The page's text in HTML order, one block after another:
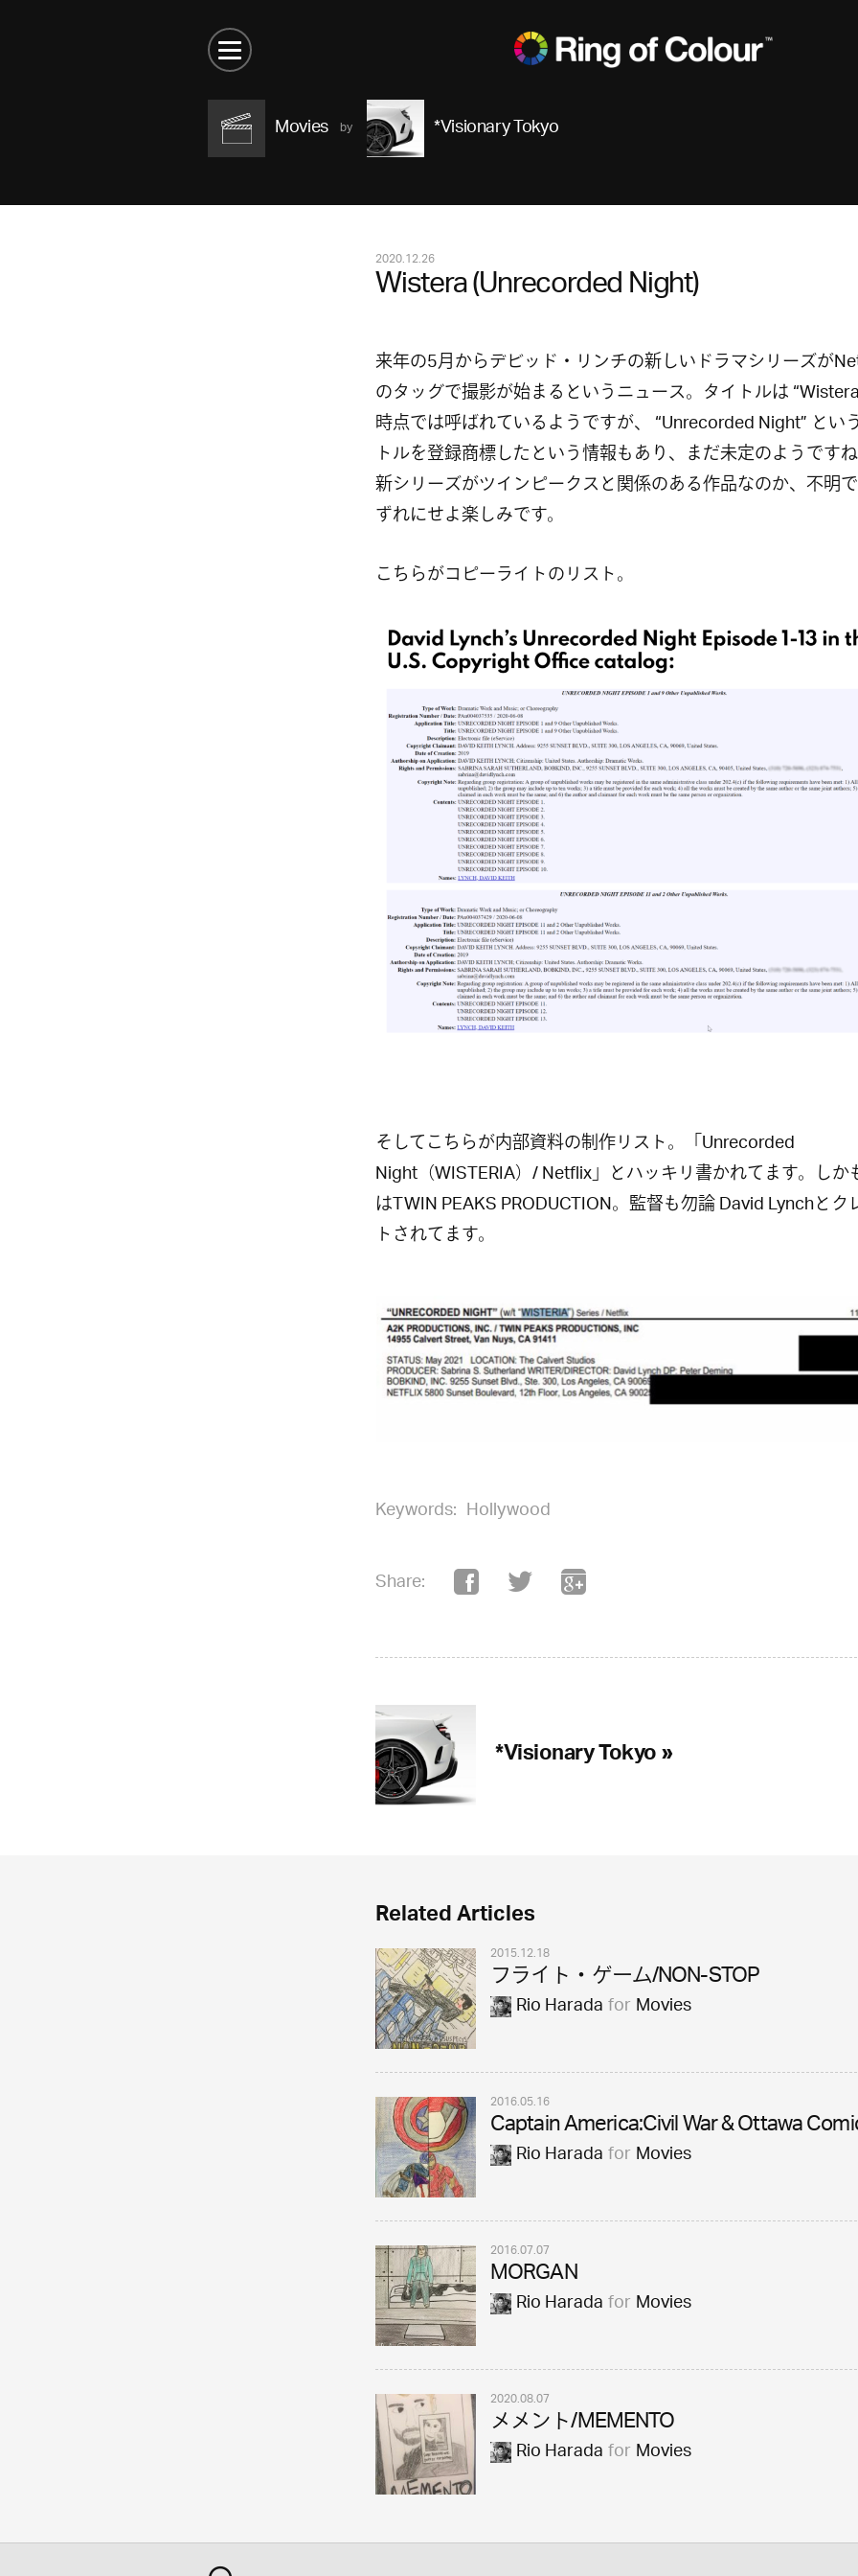
Movies *Visionary Tokyo
2020.12.26
Wistera (Unrecorded Night)
来年の5月からデビッド・リンチの新しいドラマシリーズが
のタッグで撮影が始まるというニュース。タイトルは
時点では呼ばれているようですが、 “Unrecorded Night” とい
トルを登録商標したという情報もあり、まだ未定のようです
新シリーズがツインピークスと関係のある作品なのか、不明
ずれにせよ楽しみです。
こちらがコピーライトのリスト。
そしてこちらが内部資料の制作リスト。「Unrecorded
Night（WISTERIA）/ Netflix」とハッキリ書かれてます。しか
はTWIN PEAKS PRODUCTION。監督も勿論 David Lynchとク
トされてます。
Keywords: Hollywood
Share:
*Visionary Tokyo »
Related Articles
2015.12.18
フライト・ゲーム/NON-STOP
Rio HaradaforMovies
2016.05.16
Captain America:Civil War & Ottawa
Rio HaradaforMovies
2016.07.07
MORGAN
Rio HaradaforMovies
2020.08.07
メメント/MEMENTO
Rio HaradaforMovies